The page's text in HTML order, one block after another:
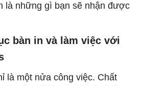
là những gì bạn sẽ nhận được
bàn in và làm việc với
là một nửa công việc. Chất